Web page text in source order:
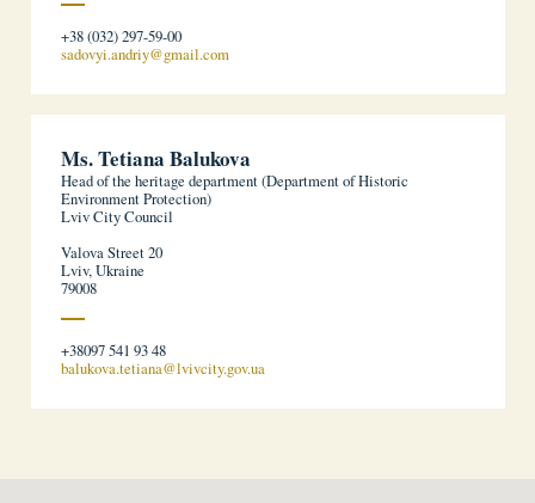
+38 (032) 297-59-00
sadovyi.andriy@gmail.com
Ms. Tetiana Balukova
Head of the heritage department (Department of Historic
Environment Protection)
Lviv City Council
Valova Street 20
Lviv, Ukraine
79008
+38097 541 93 48
balukova.tetiana@lvivcity.gov.ua